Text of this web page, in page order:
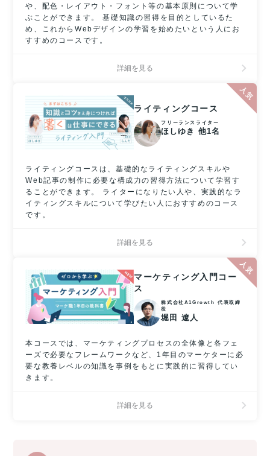
や、配色・レイアウト・フォント等の基本原則について学
ぶことができます。 基礎知識の習得を目的としているた
め、これからWebデザインの学習を始めたいという人にお
すすめのコースです。
詳細を見る
ライティングコース
フリーランスライター
ほしゆき 他1名
ライティングコースは、基礎的なライティングスキルや
Web記事の制作に必要な構成力の習得方法について学習す
ることができます。 ライターになりたい人や、実践的なラ
イティングスキルについて学びたい人におすすめのコース
です。
詳細を見る
マーケティング入門コー
ス
株式会社A1Growth 代表取締
役
堀田 遼人
本コースでは、マーケティングプロセスの全体像と各フェ
ーズで必要なフレームワークなど、1年目のマーケターに必
要な教養レベルの知識を事例をもとに実践的に習得してい
きます。
詳細を見る